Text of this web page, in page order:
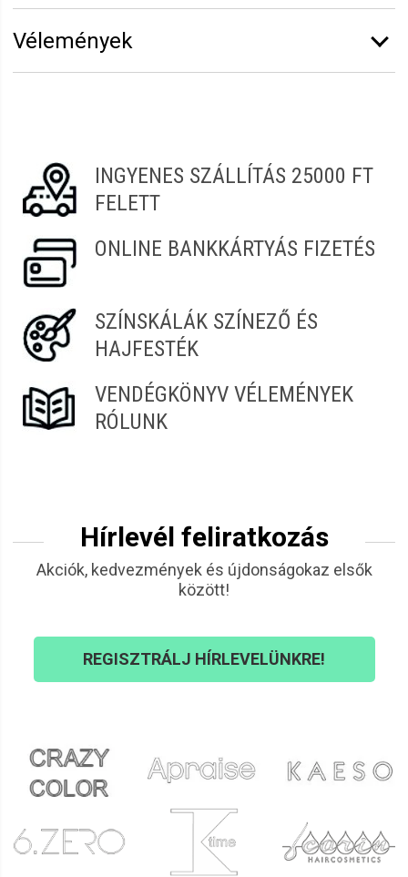
Vélemények
INGYENES SZÁLLÍTÁS 25000 FT
FELETT
ONLINE BANKKÁRTYÁS FIZETÉS
SZÍNSKÁLÁK SZÍNEZŐ ÉS
HAJFESTÉK
VENDÉGKÖNYV VÉLEMÉNYEK
RÓLUNK
Hírlevél feliratkozás
Akciók, kedvezmények és újdonságokaz elsők
között!
REGISZTRÁLJ HÍRLEVELÜNKRE!